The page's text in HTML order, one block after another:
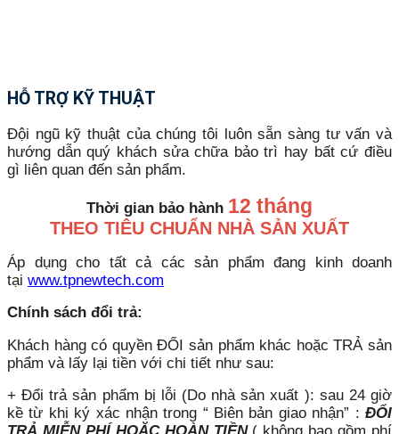
HỖ TRỢ KỸ THUẬT
Đội ngũ kỹ thuật của chúng tôi luôn sẵn sàng tư vấn và
hướng dẫn quý khách sửa chữa bảo trì hay bất cứ điều
gì liên quan đến sản phẩm.
Thời gian bảo hành 12 tháng
THEO TIÊU CHUẨN NHÀ SẢN XUẤT
Áp dụng cho tất cả các sản phẩm đang kinh doanh
tại www.tpnewtech.com
Chính sách đổi trả:
Khách hàng có quyền ĐỔI sản phẩm khác hoặc TRẢ sản
phẩm và lấy lại tiền với chi tiết như sau:
+ Đổi trả sản phẩm bị lỗi (Do nhà sản xuất ): sau 24 giờ
kề từ khi ký xác nhận trong “ Biên bản giao nhận” : ĐỔI